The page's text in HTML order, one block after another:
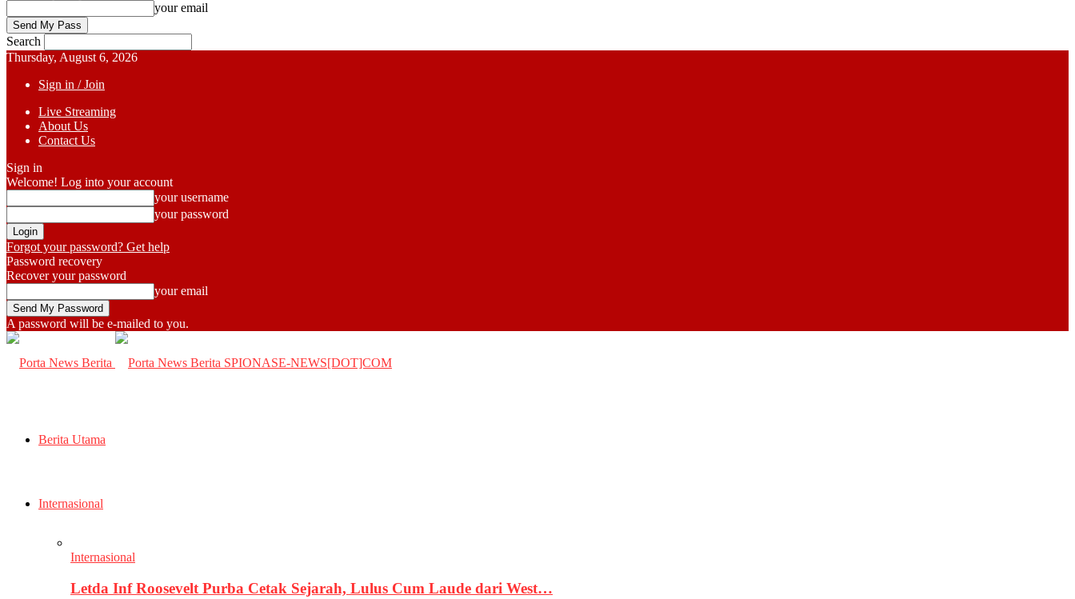
your email
Search
Thursday, August 6, 2026
Sign in / Join
Live Streaming
About Us
Contact Us
Sign in
Welcome! Log into your account
your username
your password
Forgot your password? Get help
Password recovery
Recover your password
your email
A password will be e-mailed to you.
SPIONASE-NEWS[DOT]COM
Berita Utama
Internasional
Internasional
Letda Inf Roosevelt Purba Cetak Sejarah, Lulus Cum Laude dari West…